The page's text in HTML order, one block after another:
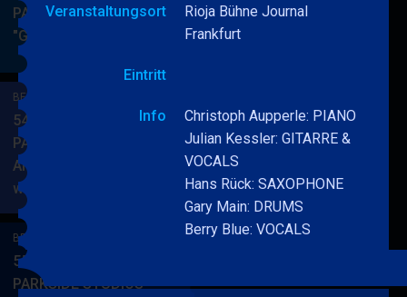
PARKSIDE STUDIOS
"Gypsy Jazz"
&
BERRY BLUE & BAND
54. JAZZ Matinee in den
PARKSIDE STUDIOS
American Songbook
wunderbare Musik
BERRY
BLUE
BERRY BLUE & BAND
55. JAZZ Matinee in den
PARKSIDE STUDIOS
Veranstaltungsort
Rioja Bühne Journal
Frankfurt
Eintritt
Info
Christoph Aupperle: PIANO
Julian Kessler: GITARRE &
VOCALS
Hans Rück: SAXOPHONE
Gary Main: DRUMS
Berry Blue: VOCALS